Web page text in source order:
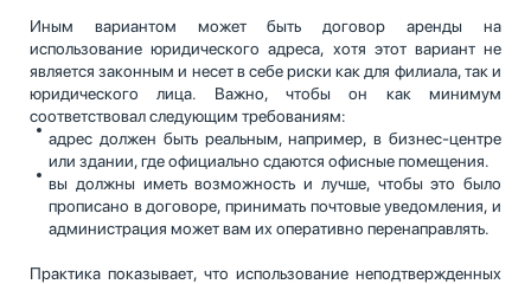
Иным вариантом может быть договор аренды на
использование юридического адреса, хотя этот вариант не
является законным и несет в себе риски как для филиала, так и
юридического лица. Важно, чтобы он как минимум
соответствовал следующим требованиям:
адрес должен быть реальным, например, в бизнес-центре
или здании, где официально сдаются офисные помещения.
вы должны иметь возможность и лучше, чтобы это было
прописано в договоре, принимать почтовые уведомления, и
администрация может вам их оперативно перенаправлять.
Практика показывает, что использование неподтвержденных